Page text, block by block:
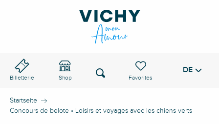
Billetterie Shop
Voir les favoris
Suche DE
Startseite
Concours de belote • Loisirs et voyages avec les chiens verts